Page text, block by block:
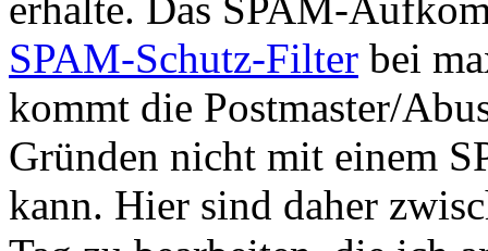
erhalte. Das SPAM-
SPAM-Schutz-Filter bei
kommt die Postmaster/
Gründen nicht mit einem
kann. Hier sind daher